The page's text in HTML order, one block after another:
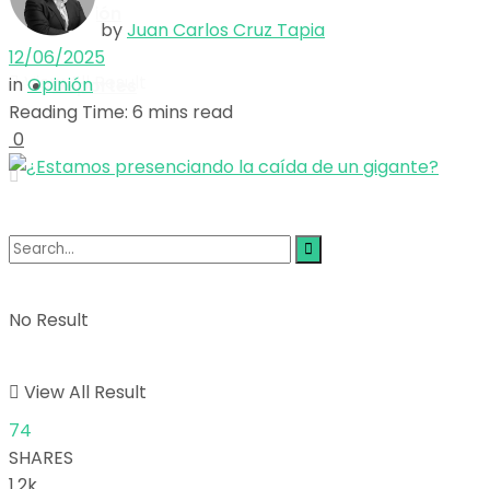
No Result
View All Result
Opinión
Deportes
No Result
View All Result
byJuan Carlos Cruz Tapia
12/06/2025
inOpinión
Reading Time: 6 mins read
0
74
SHARES